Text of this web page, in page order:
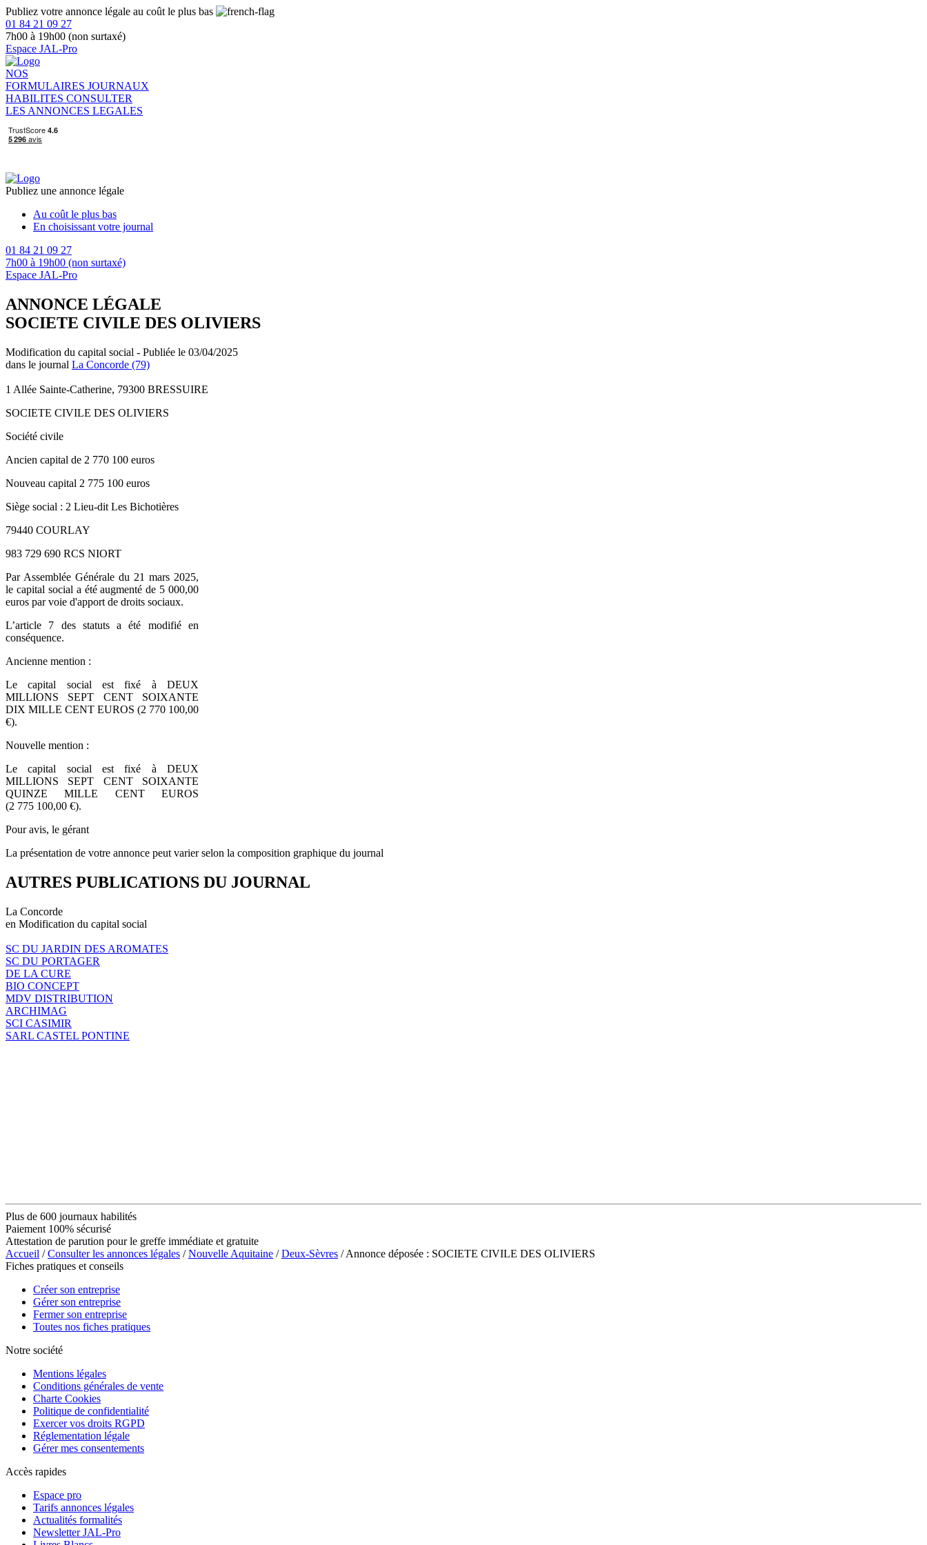
Publiez votre annonce légale au coût le plus bas
01 84 21 09 27
7h00 à 19h00 (non surtaxé)
Espace JAL-Pro
NOS
FORMULAIRES JOURNAUX
HABILITES CONSULTER
LES ANNONCES LEGALES
Publiez une annonce légale
Au coût le plus bas
En choisissant votre journal
01 84 21 09 27
7h00 à 19h00 (non surtaxé)
Espace JAL-Pro
ANNONCE LÉGALE
SOCIETE CIVILE DES OLIVIERS
Modification du capital social - Publiée le 03/04/2025
dans le journal La Concorde (79)
1 Allée Sainte-Catherine, 79300 BRESSUIRE
SOCIETE CIVILE DES OLIVIERS
Société civile
Ancien capital de 2 770 100 euros
Nouveau capital 2 775 100 euros
Siège social : 2 Lieu-dit Les Bichotières
79440 COURLAY
983 729 690 RCS NIORT
Par Assemblée Générale du 21 mars 2025,
le capital social a été augmenté de 5 000,00
euros par voie d'apport de droits sociaux.
L’article 7 des statuts a été modifié en
conséquence.
Ancienne mention :
Le capital social est fixé à DEUX
MILLIONS SEPT CENT SOIXANTE
DIX MILLE CENT EUROS (2 770 100,00
€).
Nouvelle mention :
Le capital social est fixé à DEUX
MILLIONS SEPT CENT SOIXANTE
QUINZE MILLE CENT EUROS
(2 775 100,00 €).
Pour avis, le gérant
La présentation de votre annonce peut varier selon la composition graphique du journal
AUTRES PUBLICATIONS DU JOURNAL
La Concorde
en Modification du capital social
SC DU JARDIN DES AROMATES
SC DU PORTAGER
DE LA CURE
BIO CONCEPT
MDV DISTRIBUTION
ARCHIMAG
SCI CASIMIR
SARL CASTEL PONTINE
Plus de 600 journaux habilités
Paiement 100% sécurisé
Attestation de parution pour le greffe immédiate et gratuite
Accueil /Consulter les annonces légales /Nouvelle Aquitaine /Deux-Sèvres / Annonce déposée : SOCIETE CIVILE DES OLIVIERS
Fiches pratiques et conseils
Créer son entreprise
Gérer son entreprise
Fermer son entreprise
Toutes nos fiches pratiques
Notre société
Mentions légales
Conditions générales de vente
Charte Cookies
Politique de confidentialité
Exercer vos droits RGPD
Réglementation légale
Gérer mes consentements
Accès rapides
Espace pro
Tarifs annonces légales
Actualités formalités
Newsletter JAL-Pro